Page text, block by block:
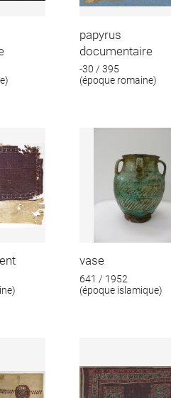
papyrus
documentaire
-30 / 395
(époque romaine)
vase
641 / 1952
(époque islamique)